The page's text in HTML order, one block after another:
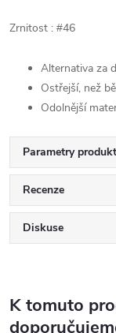
Zrnitost : #46
Alternativa za
Ostřejší, než
Odolnější
Parametry
Recenze
Diskuse
K tomuto